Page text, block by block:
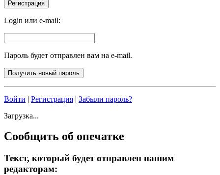
Login или e-mail:
Пароль будет отправлен вам на e-mail.
Войти | Регистрация | Забыли пароль?
Загрузка...
Сообщить об опечатке
Текст, который будет отправлен нашим
редакторам: